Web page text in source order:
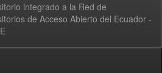
integrado a la Red de
de Acceso Abierto del Ecuador -